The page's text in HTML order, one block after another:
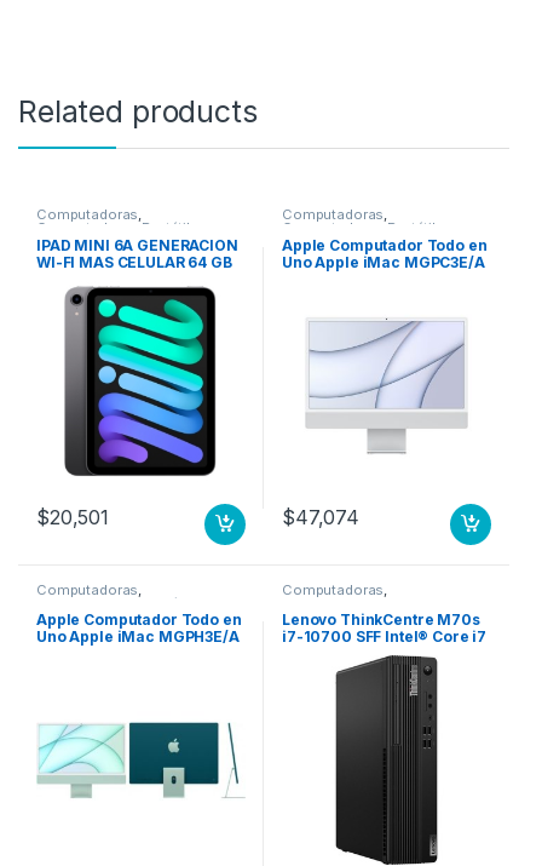
Related products
Computadoras,
Computadoras Portátiles
IPAD MINI 6A GENERACION
WI-FI MAS CELULAR 64 GB
$20,501
Computadoras,
Computadoras Portátiles
Apple Computador Todo en
Uno Apple iMac MGPC3E/A
4480 x 2520 – De Escritorio
– Plata – macOS Big Sur –
IEEE 802.11 a/b/g/n/ac/ax –
143W CPU 8N GPU 8N 256
GB PLATA
$47,074
Computadoras,
Computadoras Portátiles
Apple Computador Todo en
Uno Apple iMac MGPH3E/A
– Verde – macOS Big Sur –
IEEE 802.11 a/b/g/n/ac/ax –
143W CPU 8N GPU 8N 256
GB VERDE
Computadoras,
Computadoras de Escritorio
Lenovo ThinkCentre M70s
i7-10700 SFF Intel® Core i7
8 GB DDR4-SDRAM 256 GB
SSD Windows 11 Pro PC
Negro 256GB SSD M.2 WIFI